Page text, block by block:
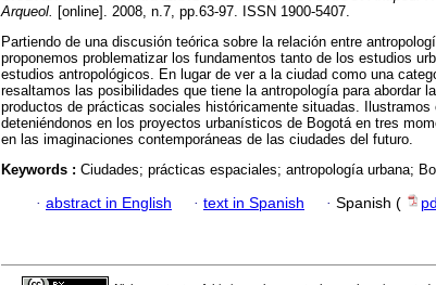
Arqueol. [online]. 2008, n.7, pp.63-97. ISSN 1900-5407.
Partiendo de una discusión teórica sobre la relación entre
proponemos problematizar los fundamentos tanto de los estudios
estudios antropológicos. En lugar de ver a la ciudad como una
resaltamos las posibilidades que tiene la antropología para abordar
productos de prácticas sociales históricamente situadas. Ilustramos
deteniéndonos en los proyectos urbanísticos de Bogotá en tres
en las imaginaciones contemporáneas de las ciudades del futuro.
Keywords : Ciudades; prácticas espaciales; antropología urbana;
· abstract in English · text in Spanish · Spanish (